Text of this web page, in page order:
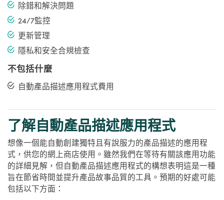
除錯和解決問題
24/7監控
更新管理
隱私和安全合規檢查
不包括什麼
自動產品描述應用程式費用
了解自動產品描述應用程式
想像一個能自動創建獨特且有說服力的產品描述的應用程
式，供您的網上商店使用。雖然我們在等待有關該應用功能
的詳細見解，但自動產品描述應用程式的構想表明這是一種
旨在節省時間並提升產品故事品質的工具。預期的好處可能
包括以下方面：